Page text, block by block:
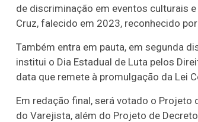
de discriminação em eventos culturais
Cruz, falecido em 2023, reconhecido
Também entra em pauta, em segunda
institui o Dia Estadual de Luta pelos
data que remete à promulgação da Lei
Em redação final, será votado o Projeto
do Varejista, além do Projeto de